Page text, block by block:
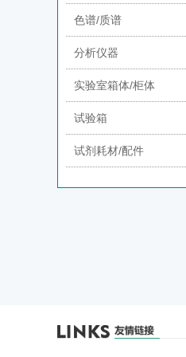
色谱/质谱
分析仪器
实验室箱体/柜体
试验箱
试剂耗材/配件